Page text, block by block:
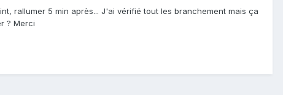
rallumer 5 min après... J'ai vérifié tout les branchement mais ça
? Merci